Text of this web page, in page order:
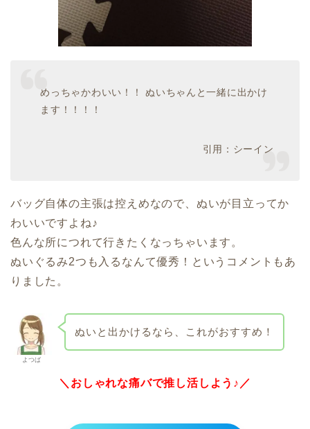
めっちゃかわいい！！ ぬいちゃんと一緒に出かけ
ます！！！！
引用：シーイン
バッグ自体の主張は控えめなので、ぬいが目立ってか
わいいですよね♪
色んな所につれて行きたくなっちゃいます。
ぬいぐるみ2つも入るなんて優秀！というコメントもあ
りました。
よつば
ぬいと出かけるなら、これがおすすめ！
＼おしゃれな痛バで推し活しよう♪／